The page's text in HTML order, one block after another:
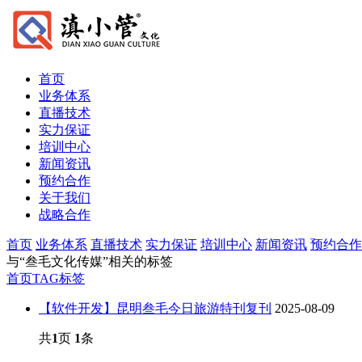
首页
业务体系
直播技术
实力保证
培训中心
新闻资讯
预约合作
关于我们
战略合作
首页 业务体系 直播技术 实力保证 培训中心 新闻资讯 预约合作
与“叁毛文化传媒”相关的标签
首页TAG标签
【软件开发】昆明叁毛今日旅游特刊复刊 2025-08-09
共1页 1条